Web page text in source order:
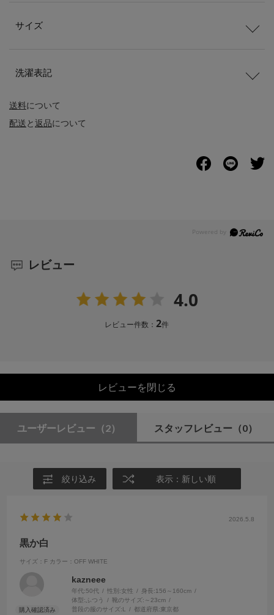
送料について
配送と返品について
サイズ
洗濯表記
レビュー
4.0
レビュー件数：2件
レビューを閉じる
ユーザーレビュー （2） スタッフレビュー （0）
絞り込み 表示：新しい順
2026.5.8
黒か白
サイズ：F カラー：OFF WHITE
kazneee
年代:50代 性別:女性 身長:156～160cm
体型: ふつう 靴のサイズ: ～23cm
普段の服のサイズ:L 都道府県:東京都